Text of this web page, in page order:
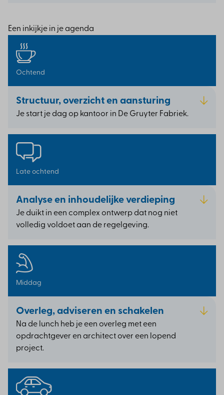
Een inkijkje in je agenda
Ochtend
Structuur, overzicht en aansturing
Je start je dag op kantoor in De Gruyter Fabriek.
Late ochtend
Analyse en inhoudelijke verdieping
Je duikt in een complex ontwerp dat nog niet
volledig voldoet aan de regelgeving.
Middag
Overleg, adviseren en schakelen
Na de lunch heb je een overleg met een
opdrachtgever en architect over een lopend
project.